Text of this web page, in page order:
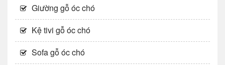
Giường gỗ óc chó
Kệ tivi gỗ óc chó
Sofa gỗ óc chó